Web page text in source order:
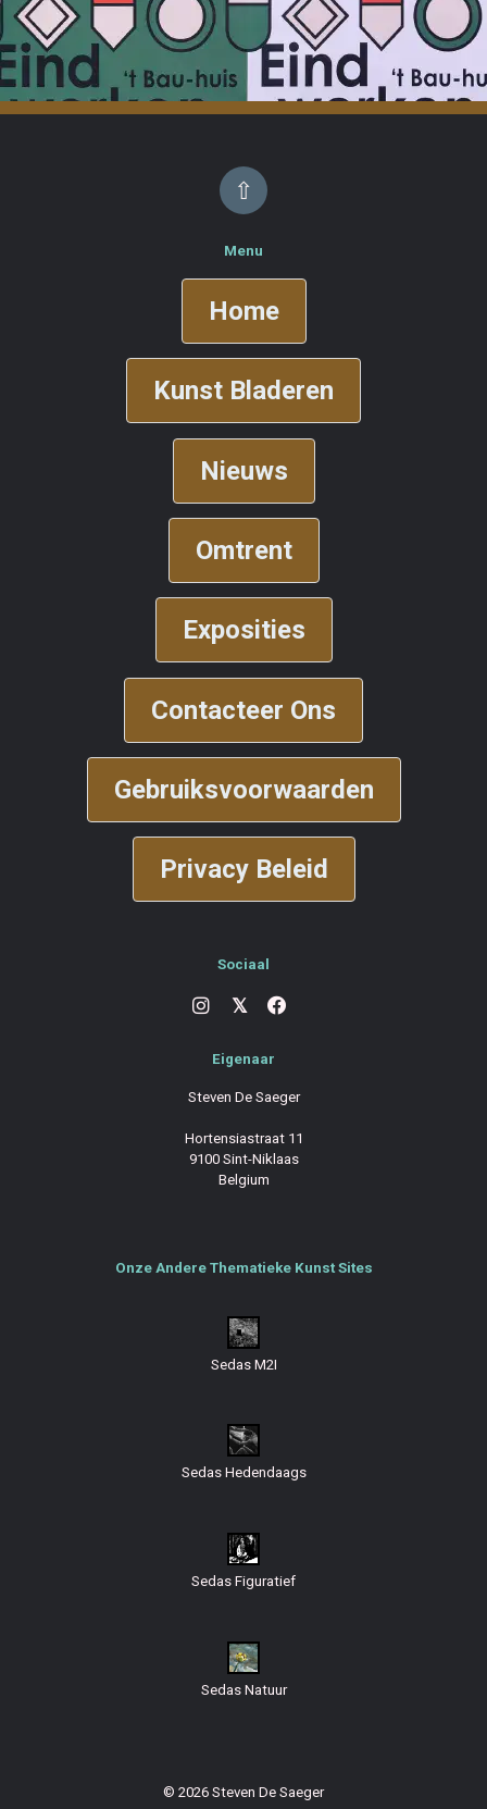
⇧
Menu
Home
Kunst Bladeren
Nieuws
Omtrent
Exposities
Contacteer Ons
Gebruiksvoorwaarden
Privacy Beleid
Sociaal
𝕏
Eigenaar
Steven De Saeger
Hortensiastraat 11
9100 Sint-Niklaas
Belgium
Onze Andere Thematieke Kunst Sites
Sedas M2I
Sedas Hedendaags
Sedas Figuratief
Sedas Natuur
© 2026 Steven De Saeger